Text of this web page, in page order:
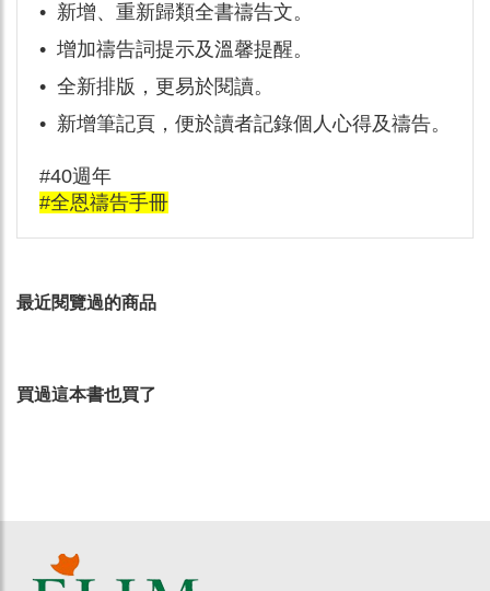
• 新增、重新歸類全書禱告文。
• 增加禱告詞提示及溫馨提醒。
• 全新排版，更易於閱讀。
• 新增筆記頁，便於讀者記錄個人心得及禱告。
#40週年
#全恩禱告手冊
最近閱覽過的商品
買過這本書也買了